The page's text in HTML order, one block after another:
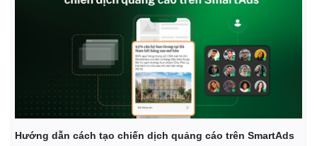
Hướng dẫn cách tạo chiến dịch quảng cáo trên SmartAds